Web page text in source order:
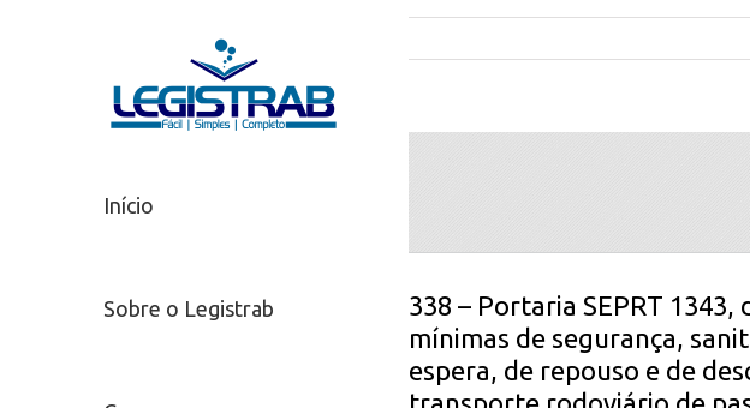
Início
Sobre o Legistrab
338 – Portaria SEPRT 1343,
mínimas de segurança,
espera, de repouso e de